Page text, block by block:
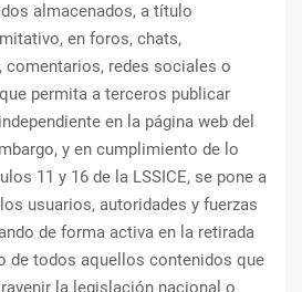
almacenados, a título
en foros, chats,
comentarios, redes sociales o
permita a terceros publicar
en la página web del
y en cumplimiento de lo
11 y 16 de la LSSICE, se pone a
usuarios, autoridades y fuerzas
de forma activa en la retirada
de todos aquellos contenidos que